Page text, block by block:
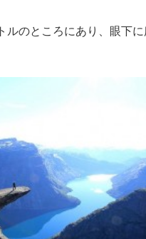
ルのところにあり、眼下